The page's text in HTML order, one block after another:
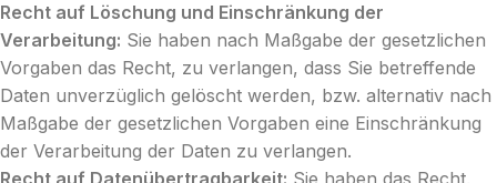
Recht auf Löschung und Einschränkung der
Verarbeitung: Sie haben nach Maßgabe der gesetzlichen
Vorgaben das Recht, zu verlangen, dass Sie betreffende
Daten unverzüglich gelöscht werden, bzw. alternativ nach
Maßgabe der gesetzlichen Vorgaben eine Einschränkung
der Verarbeitung der Daten zu verlangen.
Recht auf Datenübertragbarkeit: Sie haben das Recht,